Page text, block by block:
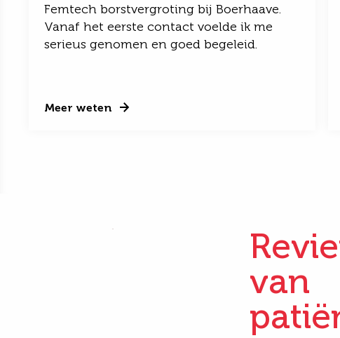
Femtech borstvergroting bij Boerhaave.
Vanaf het eerste contact voelde ik me
serieus genomen en goed begeleid.
Meer weten
van